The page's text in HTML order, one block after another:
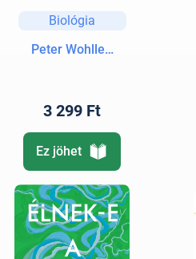
Biológia
Peter Wohlleben
3 299 Ft
Ez jöhet